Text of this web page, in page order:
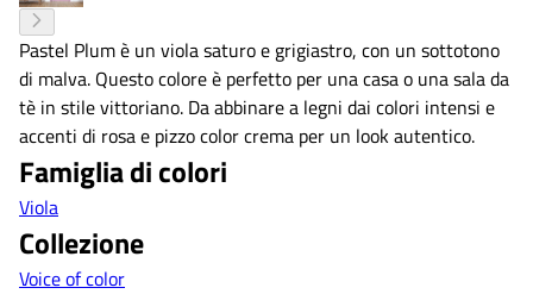
Pastel Plum è un viola saturo e grigiastro, con un sottotono
di malva. Questo colore è perfetto per una casa o una sala da
tè in stile vittoriano. Da abbinare a legni dai colori intensi e
accenti di rosa e pizzo color crema per un look autentico.
Famiglia di colori
Viola
Collezione
Voice of color